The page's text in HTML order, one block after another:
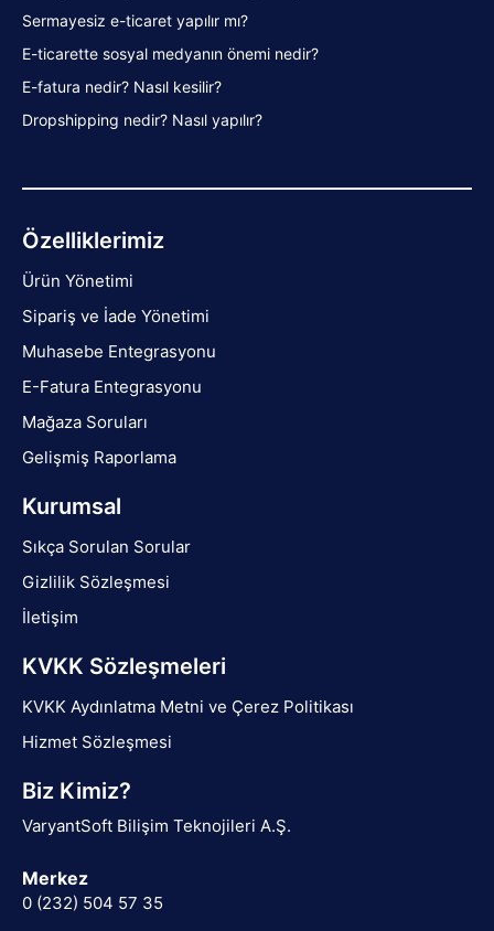
Sermayesiz e-ticaret yapılır mı?
E-ticarette sosyal medyanın önemi nedir?
E-fatura nedir? Nasıl kesilir?
Dropshipping nedir? Nasıl yapılır?
Özelliklerimiz
Ürün Yönetimi
Sipariş ve İade Yönetimi
Muhasebe Entegrasyonu
E-Fatura Entegrasyonu
Mağaza Soruları
Gelişmiş Raporlama
Kurumsal
Sıkça Sorulan Sorular
Gizlilik Sözleşmesi
İletişim
KVKK Sözleşmeleri
KVKK Aydınlatma Metni ve Çerez Politikası
Hizmet Sözleşmesi
Biz Kimiz?
VaryantSoft Bilişim Teknojileri A.Ş.
Merkez
0 (232) 504 57 35